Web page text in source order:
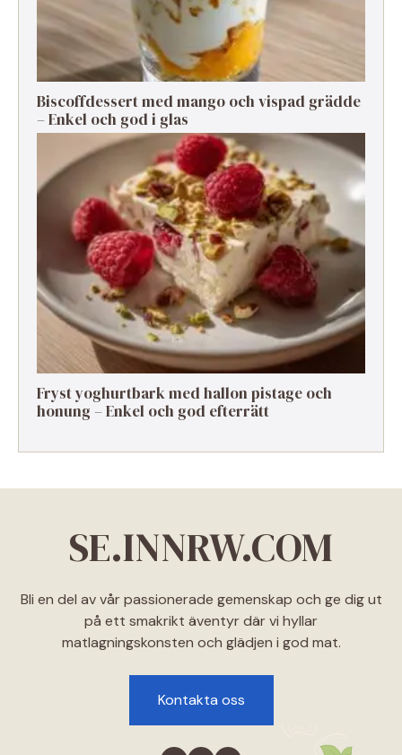
Biscoffdessert med mango och vispad grädde
– Enkel och god i glas
Fryst yoghurtbark med hallon pistage och
honung – Enkel och god efterrätt
SE.INNRW.COM
Bli en del av vår passionerade gemenskap och ge dig ut
på ett smakrikt äventyr där vi hyllar
matlagningskonsten och glädjen i god mat.
Kontakta oss